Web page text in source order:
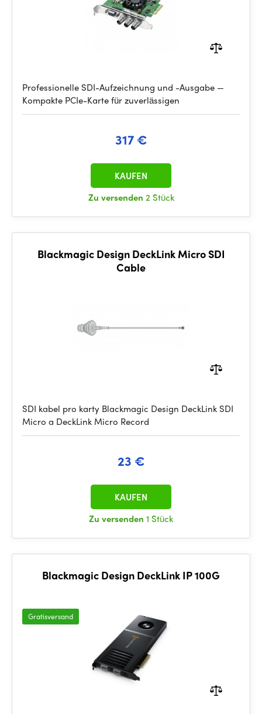
Professionelle SDI-Aufzeichnung und -Ausgabe —
Kompakte PCIe-Karte für zuverlässigen
317 €
Zu versenden 2 Stück
KAUFEN
Blackmagic Design DeckLink Micro SDI
Cable
SDI kabel pro karty Blackmagic Design DeckLink SDI
Micro a DeckLink Micro Record
23 €
Zu versenden 1 Stück
KAUFEN
Blackmagic Design DeckLink IP 100G
Gratisversand